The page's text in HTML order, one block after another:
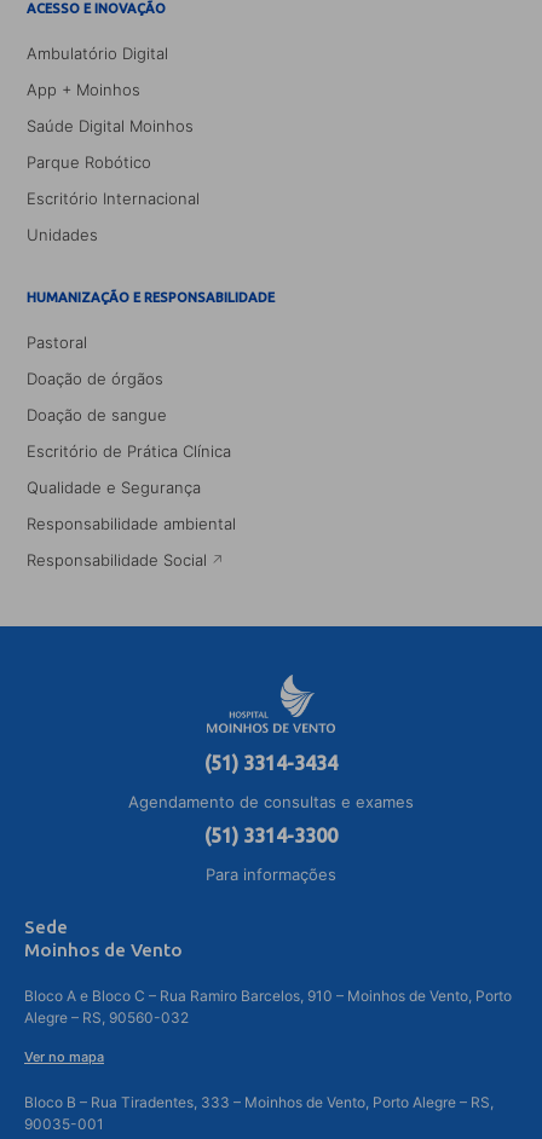
ACESSO E INOVAÇÃO
Ambulatório Digital
App + Moinhos
Saúde Digital Moinhos
Parque Robótico
Escritório Internacional
Unidades
HUMANIZAÇÃO E RESPONSABILIDADE
Pastoral
Doação de órgãos
Doação de sangue
Escritório de Prática Clínica
Qualidade e Segurança
Responsabilidade ambiental
Responsabilidade Social
(51) 3314-3434
Agendamento de consultas e exames
(51) 3314-3300
Para informações
Sede
Moinhos de Vento
Bloco A e Bloco C – Rua Ramiro Barcelos, 910 – Moinhos de Vento, Porto
Alegre – RS, 90560-032
Ver no mapa
Bloco B – Rua Tiradentes, 333 – Moinhos de Vento, Porto Alegre – RS,
90035-001